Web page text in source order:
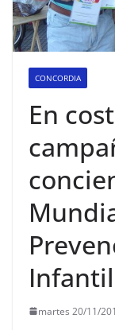
CONCORDIA
En
martes 20/11/